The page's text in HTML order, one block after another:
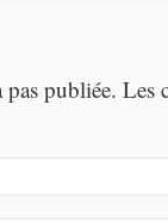
pas publiée.